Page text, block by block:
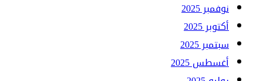
نوفمبر 2025
أكتوبر 2025
سبتمبر 2025
أغسطس 2025